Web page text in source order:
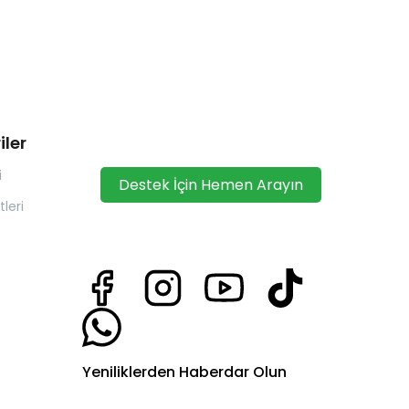
Destek İçin Hemen Arayın
Yeniliklerden Haberdar Olun